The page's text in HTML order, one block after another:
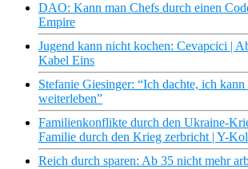
DAO: Kann man Chefs durch einen
Empire
Jugend kann nicht kochen: Cevapcici |
Kabel Eins
Stefanie Giesinger: “Ich dachte, ich
weiterleben”
Familienkonflikte durch den Ukraine-
Familie durch den Krieg zerbricht | Y-
Reich durch sparen: Ab 35 nicht mehr